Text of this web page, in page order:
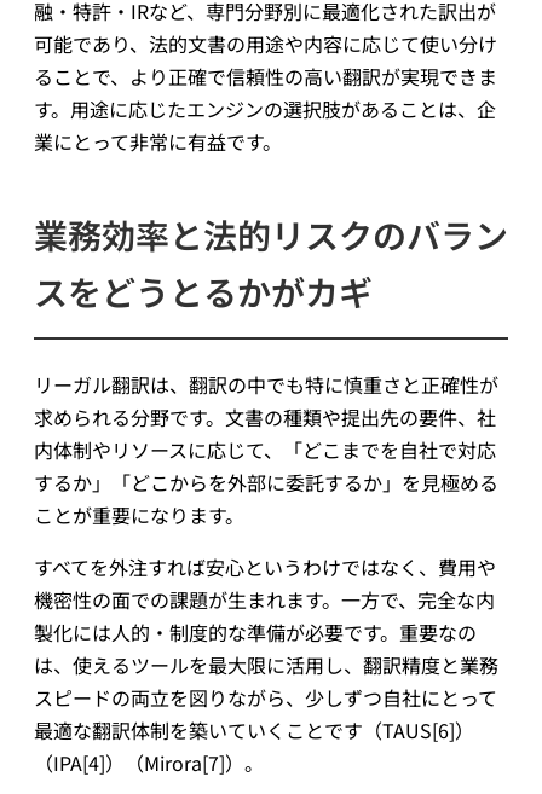
融・特許・IRなど、専門分野別に最適化された訳出が
可能であり、法的文書の用途や内容に応じて使い分け
ることで、より正確で信頼性の高い翻訳が実現できま
す。用途に応じたエンジンの選択肢があることは、企
業にとって非常に有益です。
業務効率と法的リスクのバラン
スをどうとるかがカギ
リーガル翻訳は、翻訳の中でも特に慎重さと正確性が
求められる分野です。文書の種類や提出先の要件、社
内体制やリソースに応じて、「どこまでを自社で対応
するか」「どこからを外部に委託するか」を見極める
ことが重要になります。
すべてを外注すれば安心というわけではなく、費用や
機密性の面での課題が生まれます。一方で、完全な内
製化には人的・制度的な準備が必要です。重要なの
は、使えるツールを最大限に活用し、翻訳精度と業務
スピードの両立を図りながら、少しずつ自社にとって
最適な翻訳体制を築いていくことです（TAUS[6]）
（IPA[4]）（Mirora[7]）。